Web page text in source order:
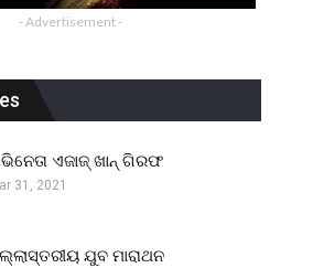
- Advertisement -
ଏଜାଜ୍ ଖାନ୍ ଗିରଫ
31, 2021
ଯୁବ ମାରାଥନ